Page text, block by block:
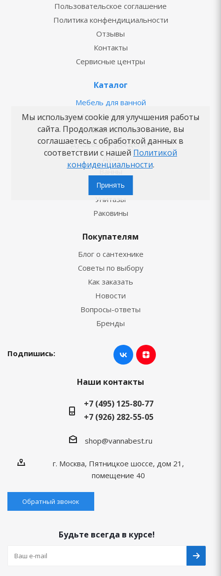
Пользовательское соглашение
Политика конфендициальности
Отзывы
Контакты
Сервисные центры
Каталог
Мебель для ванной
Душевые кабины
Душевые боксы
Душевые ограждения
Душ
Ванны
Смесители
Унитазы
Раковины
Покупателям
Блог о сантехнике
Советы по выбору
Как заказать
Новости
Вопросы-ответы
Бренды
Подпишись:
Наши контакты
+7 (495) 125-80-77
+7 (926) 282-55-05
shop@vannabest.ru
г. Москва, Пятницкое шоссе, дом 21,
помещение 40
Обратный звонок
Будьте всегда в курсе!
Мы используем cookie для улучшения работы
сайта. Продолжая использование, вы
соглашаетесь с обработкой данных в
соответствии с нашей Политикой
конфиденциальности.
Принять